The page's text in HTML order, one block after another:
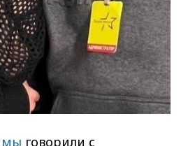
мы говорили с